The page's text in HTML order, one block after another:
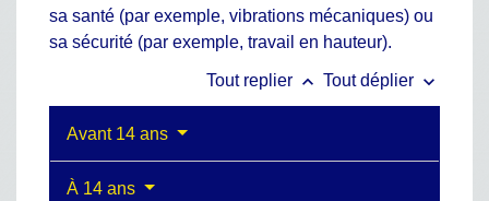
sa santé (par exemple, vibrations mécaniques) ou
sa sécurité (par exemple, travail en hauteur).
Tout replier keyboard_arrow_up Tout déplier keyboard_arrow_down
Avant 14 ans
À 14 ans